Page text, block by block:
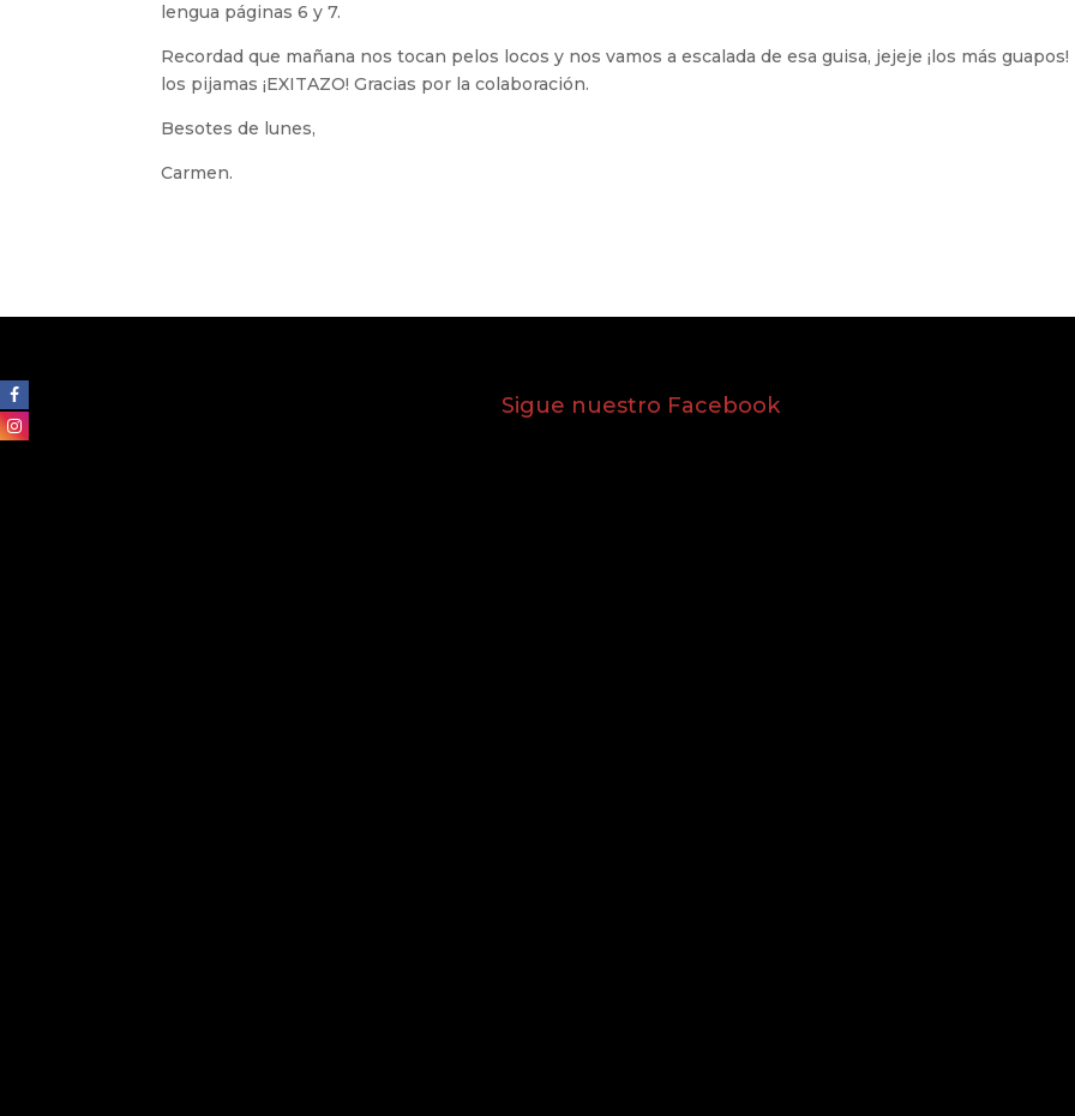
lengua páginas 6 y 7.
Recordad que mañana nos tocan pelos locos y nos vamos a escalada de esa guisa, jejeje ¡los más guapos!
los pijamas ¡EXITAZO! Gracias por la colaboración.
Besotes de lunes,
Carmen.
Sigue nuestro Facebook